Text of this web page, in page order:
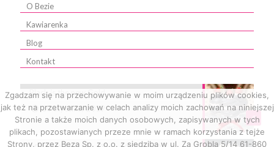
O Bezie
Kawiarenka
Blog
Kontakt
0
Black is the new Gold
10 stycznia, 2019
Zgadzam się na przechowywanie w moim urządzeniu plików cookies,
jak też na przetwarzanie w celach analizy moich zachowań na niniejszej
Stronie a także moich danych osobowych, zapisywanych w tych
plikach, pozostawianych przeze mnie w ramach korzystania z tejże
Strony, przez Beza Sp. z o.o. z siedzibą w ul. Za Grobla 5/14 61-860